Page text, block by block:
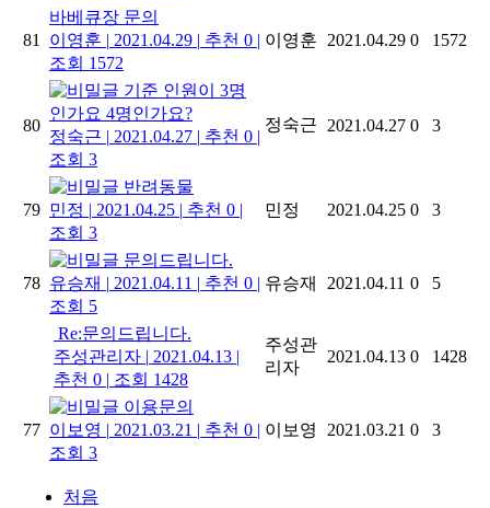
81
바베큐장 문의
이영훈 | 2021.04.29 | 추천 0 |
조회 1572
이영훈 2021.04.29 0 1572
80
기준 인원이 3명
인가요 4명인가요?
정숙근 | 2021.04.27 | 추천 0 |
조회 3
정숙근 2021.04.27 0 3
79
반려동물
민정 | 2021.04.25 | 추천 0 |
조회 3
민정 2021.04.25 0 3
78
문의드립니다.
유승재 | 2021.04.11 | 추천 0 |
조회 5
유승재 2021.04.11 0 5
Re:문의드립니다.
주성관리자 | 2021.04.13 |
추천 0 | 조회 1428
주성관
리자
2021.04.13 0 1428
77
이용문의
이보영 | 2021.03.21 | 추천 0 |
조회 3
이보영 2021.03.21 0 3
처음